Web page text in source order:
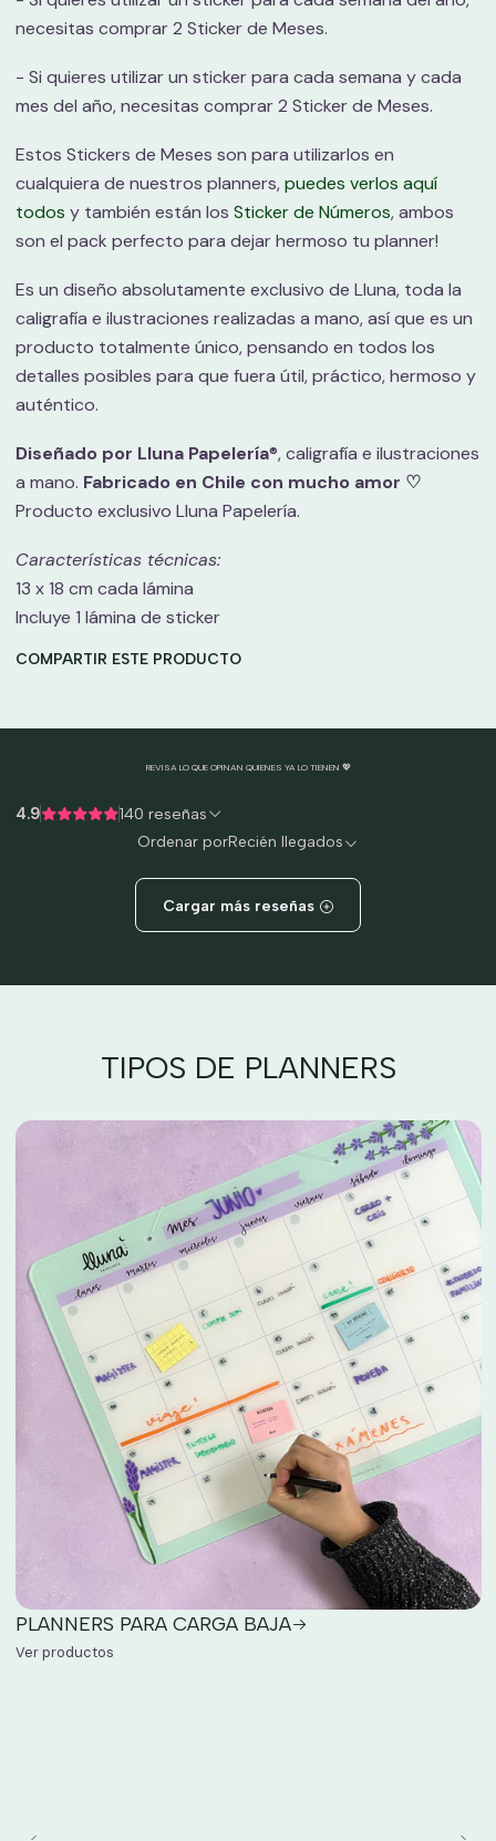
necesitas comprar 2 Sticker de Meses.
- Si quieres utilizar un sticker para cada semana y cada
mes del año, necesitas comprar 2 Sticker de Meses.
Estos Stickers de Meses son para utilizarlos en
cualquiera de nuestros planners,puedes verlos aquí
todos y también están los Sticker de Números, ambos
son el pack perfecto para dejar hermoso tu planner!
Es un diseño absolutamente exclusivo de Lluna, toda la
caligrafía e ilustraciones realizadas a mano, así que es un
producto totalmente único, pensando en todos los
detalles posibles para que fuera útil, práctico, hermoso y
auténtico.
Diseñado por Lluna Papelería®, caligrafía e ilustraciones
a mano. Fabricado en Chile con mucho amor ♡
Producto exclusivo Lluna Papelería.
Características técnicas:
13 x 18 cm cada lámina
Incluye 1 lámina de sticker
COMPARTIR ESTE PRODUCTO
REVISA LO QUE OPINAN QUIENES YA LO TIENEN 💖
4.9 140 reseñas
Ordenar porRecién llegados
Cargar más reseñas
TIPOS DE PLANNERS
PLANNERS PARA CARGA BAJA
Ver productos